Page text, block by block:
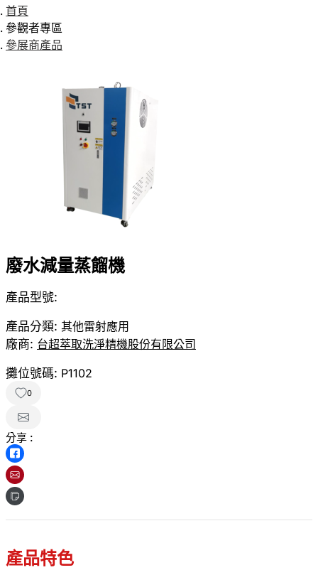
首頁
參觀者專區
參展商產品
廢水減量蒸餾機
產品型號:
產品分類: 其他雷射應用
廠商: 台超萃取洗淨精機股份有限公司
攤位號碼: P1102
0
分享 :
產品特色